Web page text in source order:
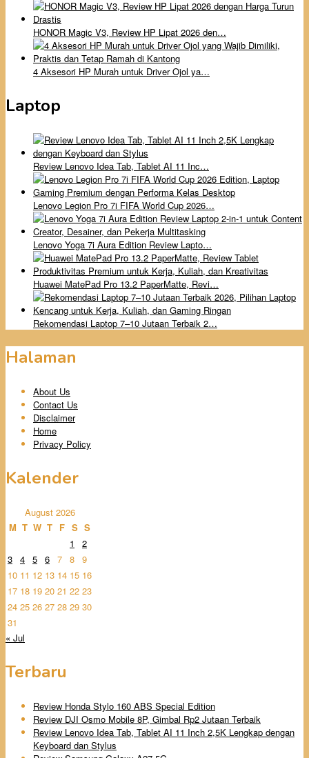
HONOR Magic V3, Review HP Lipat 2026 den…
4 Aksesori HP Murah untuk Driver Ojol ya…
Laptop
Review Lenovo Idea Tab, Tablet AI 11 Inc…
Lenovo Legion Pro 7i FIFA World Cup 2026…
Lenovo Yoga 7i Aura Edition Review Lapto…
Huawei MatePad Pro 13.2 PaperMatte, Revi…
Rekomendasi Laptop 7–10 Jutaan Terbaik 2…
Halaman
About Us
Contact Us
Disclaimer
Home
Privacy Policy
Kalender
August 2026
M T W T F S S
1
2
3 4 5 6 7 8 9
10 11 12 13 14 15 16
17 18 19 20 21 22 23
24 25 26 27 28 29 30
31
« Jul
Terbaru
Review Honda Stylo 160 ABS Special Edition
Review DJI Osmo Mobile 8P, Gimbal Rp2 Jutaan Terbaik
Review Lenovo Idea Tab, Tablet AI 11 Inch 2,5K Lengkap dengan
Keyboard dan Stylus